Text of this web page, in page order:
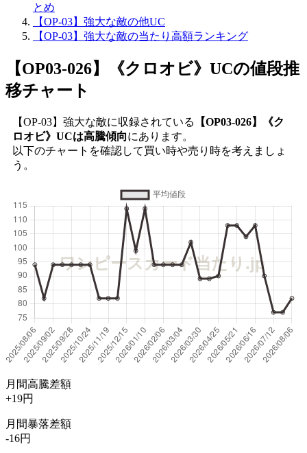
とめ
【OP-03】強大な敵の他UC
【OP-03】強大な敵の当たり高額ランキング
【OP03-026】《クロオビ》UCの値段推
移チャート
【OP-03】強大な敵に収録されている
【OP03-026】《ク
ロオビ》UCは高騰傾向にあります。
以下のチャートを確認して買い時や売り時を考えましょ
う。
月間高騰差額
+19円
月間暴落差額
-16円